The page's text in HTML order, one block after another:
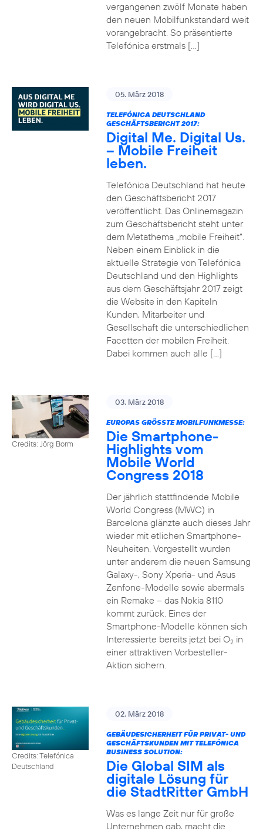
vergangenen zwölf Monate haben
den neuen Mobilfunkstandard weit
vorangebracht. So präsentierte
Telefónica erstmals […]
05. März 2018
TELEFÓNICA DEUTSCHLAND
GESCHÄFTSBERICHT 2017:
Digital Me. Digital Us.
– Mobile Freiheit
leben.
Telefónica Deutschland hat heute
den Geschäftsbericht 2017
veröffentlicht. Das Onlinemagazin
zum Geschäftsbericht steht unter
dem Metathema „mobile Freiheit“.
Neben einem Einblick in die
aktuelle Strategie von Telefónica
Deutschland und den Highlights
aus dem Geschäftsjahr 2017 zeigt
die Website in den Kapiteln
Kunden, Mitarbeiter und
Gesellschaft die unterschiedlichen
Facetten der mobilen Freiheit.
Dabei kommen auch alle […]
Credits: Jörg Borm
03. März 2018
EUROPAS GRÖSSTE MOBILFUNKMESSE:
Die Smartphone-
Highlights vom
Mobile World
Congress 2018
Der jährlich stattfindende Mobile
World Congress (MWC) in
Barcelona glänzte auch dieses Jahr
wieder mit etlichen Smartphone-
Neuheiten. Vorgestellt wurden
unter anderem die neuen Samsung
Galaxy-, Sony Xperia- und Asus
Zenfone-Modelle sowie abermals
ein Remake – das Nokia 8110
kommt zurück. Eines der
Smartphone-Modelle können sich
Interessierte bereits jetzt bei O2in
einer attraktiven Vorbesteller-
Aktion sichern.
Credits: Telefónica
Deutschland
02. März 2018
GEBÄUDESICHERHEIT FÜR PRIVAT- UND
GESCHÄFTSKUNDEN MIT TELEFÓNICA
BUSINESS SOLUTION:
Die Global SIM als
digitale Lösung für
die StadtRitter GmbH
Was es lange Zeit nur für große
Unternehmen gab, macht die